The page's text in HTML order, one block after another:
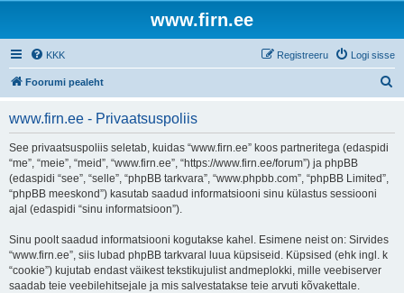
www.firn.ee
KKK Logi sisse
Registreeru
Foorumi pealeht
www.firn.ee - Privaatsuspoliis
See privaatsuspoliis seletab, kuidas “www.firn.ee” koos partneritega (edaspidi
“me”, “meie”, “meid”, “www.firn.ee”, “https://www.firn.ee/forum”) ja phpBB
(edaspidi “see”, “selle”, “phpBB tarkvara”, “www.phpbb.com”, “phpBB Limited”,
“phpBB meeskond”) kasutab saadud informatsiooni sinu külastus sessiooni
ajal (edaspidi “sinu informatsioon”).
Sinu poolt saadud informatsiooni kogutakse kahel. Esimene neist on: Sirvides
“www.firn.ee”, siis lubad phpBB tarkvaral luua küpsiseid. Küpsised (ehk ingl. k
“cookie”) kujutab endast väikest tekstikujulist andmeplokki, mille veebiserver
saadab teie veebilehitsejale ja mis salvestatakse teie arvuti kõvakettale.